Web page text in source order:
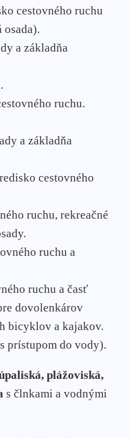
cestovného ruchu
osada).
a základňa
ruchu.
a základňa
cestovného
ruchu, rekreačné
ruchu a
ruchu a časť
dovolenkárov
bicyklov a kajakov.
prístupom do vody).
plážoviská,
s člnkami a vodnými